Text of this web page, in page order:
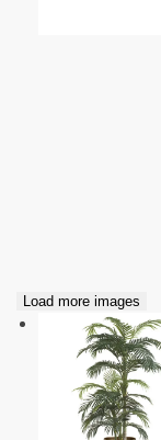
Load more images